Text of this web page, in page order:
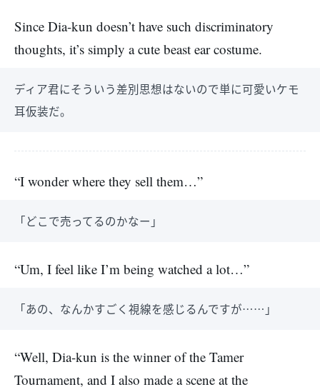
Since Dia-kun doesn’t have such discriminatory
thoughts, it’s simply a cute beast ear costume.
ディア君にそういう差別思想はないので単に可愛いケモ
耳仮装だ。
“I wonder where they sell them…”
「どこで売ってるのかなー」
“Um, I feel like I’m being watched a lot…”
「あの、なんかすごく視線を感じるんですが……」
“Well, Dia-kun is the winner of the Tamer
Tournament, and I also made a scene at the